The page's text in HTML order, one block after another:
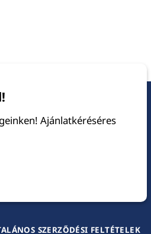
Ajánlatkéréséres
SZERZŐDÉSI FELTÉTELEK